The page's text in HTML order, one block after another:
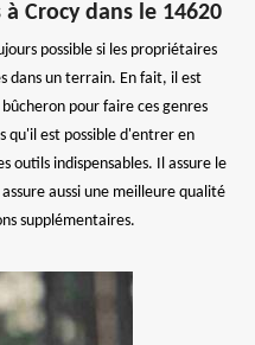
Crocy dans le 14620
possible si les propriétaires
dans un terrain. En fait, il est
pour faire ces genres
qu'il est possible d'entrer en
outils indispensables. Il assure le
aussi une meilleure qualité
supplémentaires.